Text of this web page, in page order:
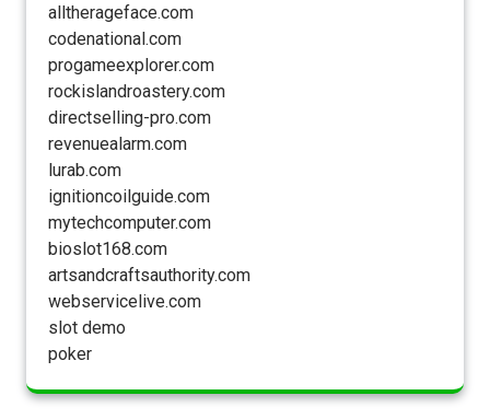
alltherageface.com
codenational.com
progameexplorer.com
rockislandroastery.com
directselling-pro.com
revenuealarm.com
lurab.com
ignitioncoilguide.com
mytechcomputer.com
bioslot168.com
artsandcraftsauthority.com
webservicelive.com
slot demo
poker